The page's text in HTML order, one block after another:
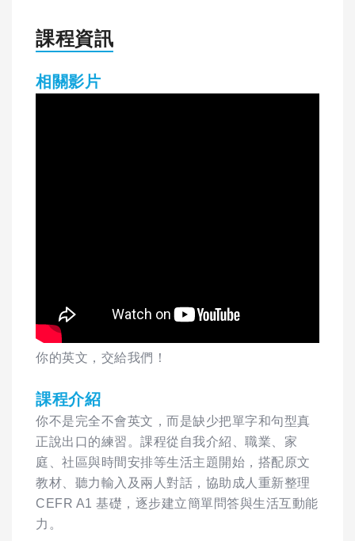
課程資訊
相關影片
你的英文，交給我們！
課程介紹
你不是完全不會英文，而是缺少把單字和句型真
正說出口的練習。課程從自我介紹、職業、家
庭、社區與時間安排等生活主題開始，搭配原文
教材、聽力輸入及兩人對話，協助成人重新整理
CEFR A1 基礎，逐步建立簡單問答與生活互動能
力。